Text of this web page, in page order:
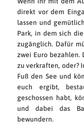
direkt vor dem
lassen und
Park, in dem sich
zugänglich. Dafür
zwei Euro bezahlen.
zu verkraften, oder?
Fuß den See und
euch ergibt,
geschossen habt,
und dabei das
bewundern.